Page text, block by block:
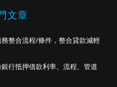
文章
整合流程/條件，整合貸款減輕
行抵押借款利率、流程、管道